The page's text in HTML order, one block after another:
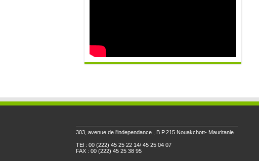
303, avenue de l'independance , B.P.215 Nouakchott- Mauritanie
TEl : 00 (222) 45 25 22 14/ 45 25 04 07
FAX : 00 (222) 45 25 38 95